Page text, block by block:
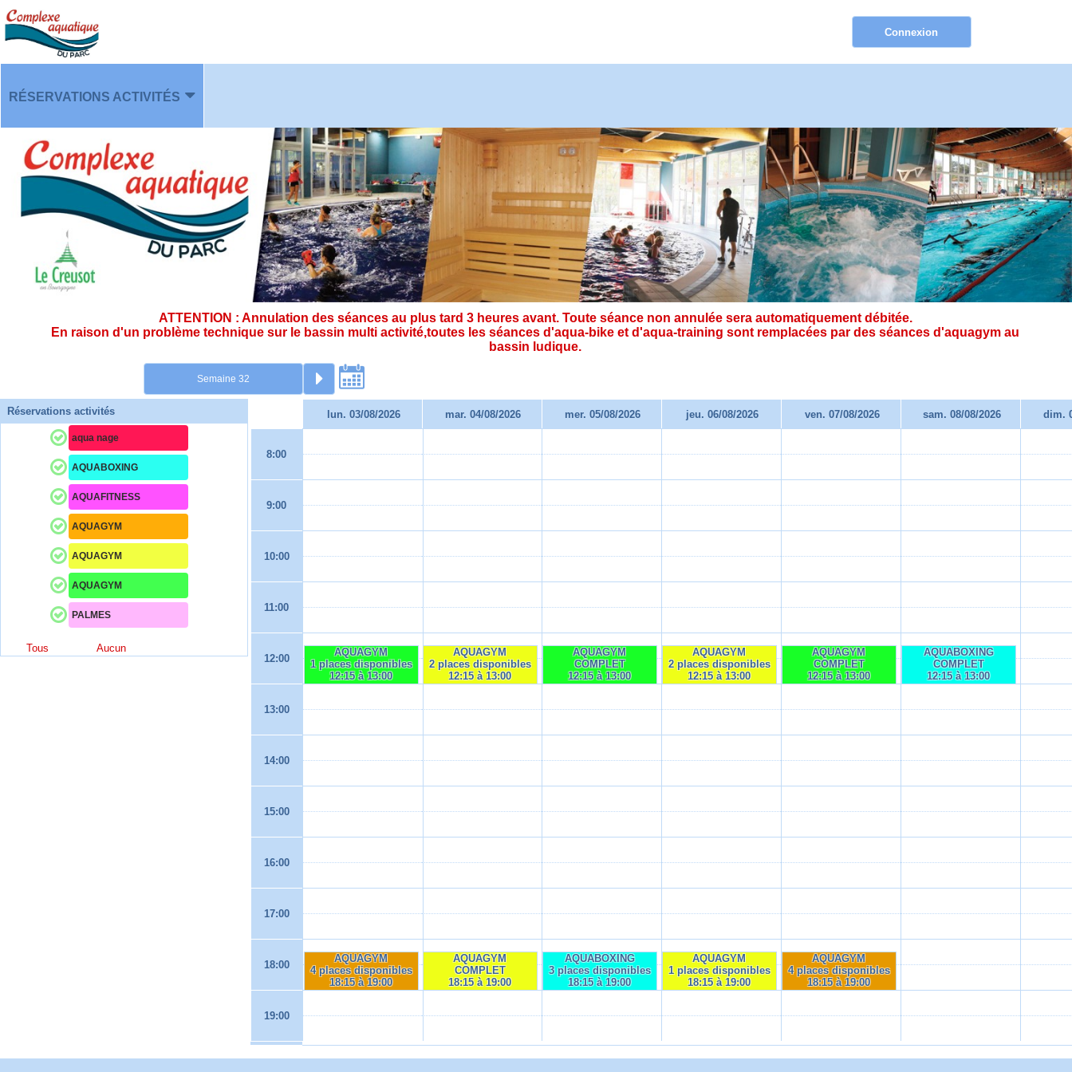
RÉSERVATIONS ACTIVITÉS
PLANNING
ATTENTION : Annulation des séances au plus tard 3 heures avant. Toute séance non annulée sera automatiquement débitée.
En raison d'un problème technique sur le bassin multi activité,toutes les séances d'aqua-bike et d'aqua-training sont remplacées par des séances d'aquagym au
bassin ludique.
Réservations activités
aqua nage
AQUABOXING
AQUAFITNESS
AQUAGYM
AQUAGYM
AQUAGYM
PALMES
Tous Aucun
lun. 03/08/2026 mar. 04/08/2026 mer. 05/08/2026 jeu. 06/08/2026 ven. 07/08/2026 sam. 08/08/2026 dim.
8:00
9:00
10:00
11:00
12:00
13:00
14:00
15:00
16:00
17:00
18:00
19:00
AQUAGYM
1 places disponibles
12:15 à 13:00
AQUAGYM
4 places disponibles
18:15 à 19:00
AQUAGYM
2 places disponibles
12:15 à 13:00
AQUAGYM
COMPLET
18:15 à 19:00
AQUAGYM
COMPLET
12:15 à 13:00
AQUABOXING
3 places disponibles
18:15 à 19:00
AQUAGYM
2 places disponibles
12:15 à 13:00
AQUAGYM
1 places disponibles
18:15 à 19:00
AQUAGYM
COMPLET
12:15 à 13:00
AQUAGYM
4 places disponibles
18:15 à 19:00
AQUABOXING
COMPLET
12:15 à 13:00